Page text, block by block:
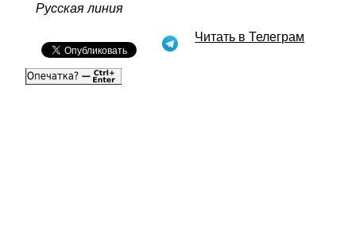
Русская линия
Читать в Телеграм